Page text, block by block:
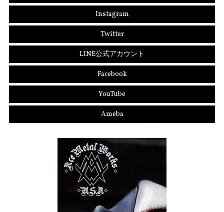
Instagram
Twitter
LINE公式アカウント
Facebook
YouTube
Ameba